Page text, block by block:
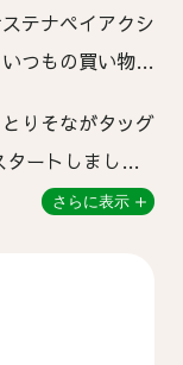
テナペイアクシ
つもの買い物を
容を実現するた
りそな×大学生
りそながタッグ
ートしまし
さらに表示